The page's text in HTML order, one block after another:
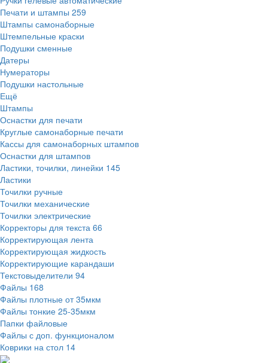
Печати и штампы 259
Штампы самонаборные
Штемпельные краски
Подушки сменные
Датеры
Нумераторы
Подушки настольные
Ещё
Штампы
Оснастки для печати
Круглые самонаборные печати
Кассы для самонаборных штампов
Оснастки для штампов
Ластики, точилки, линейки 145
Ластики
Точилки ручные
Точилки механические
Точилки электрические
Корректоры для текста 66
Корректирующая лента
Корректирующая жидкость
Корректирующие карандаши
Текстовыделители 94
Файлы 168
Файлы плотные от 35мкм
Файлы тонкие 25-35мкм
Папки файловые
Файлы с доп. функционалом
Коврики на стол 14